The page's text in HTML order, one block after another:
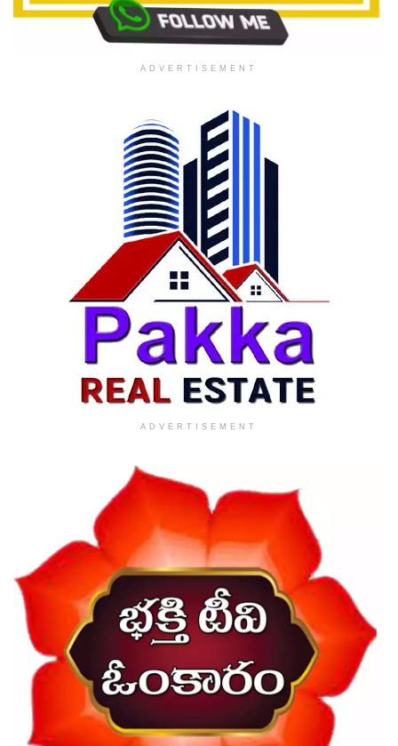
ADVERTISEMENT
ADVERTISEMENT